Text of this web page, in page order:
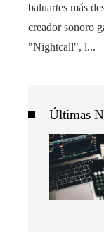
baluartes más
creador sonoro
"Nightcall", l...
Últimas